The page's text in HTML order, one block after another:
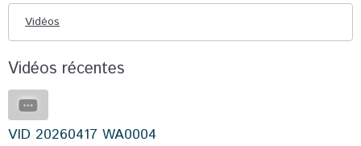
Vidéos
Vidéos récentes
VID 20260417 WA0004